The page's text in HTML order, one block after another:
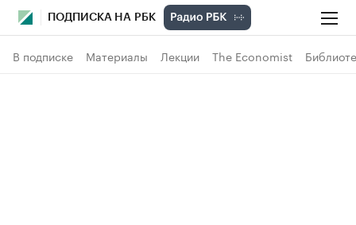
ПОДПИСКА НА РБК
В подписке Материалы Лекции The Economist